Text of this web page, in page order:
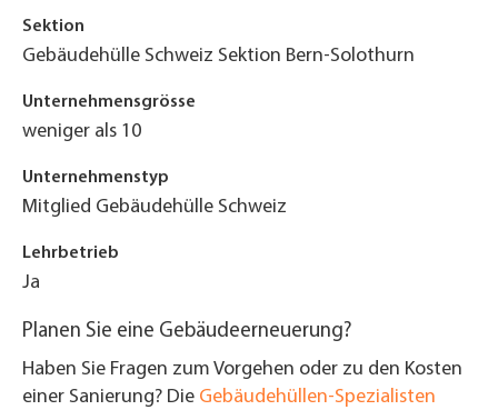
Sektion
Gebäudehülle Schweiz Sektion Bern-Solothurn
Unternehmensgrösse
weniger als 10
Unternehmenstyp
Mitglied Gebäudehülle Schweiz
Lehrbetrieb
Ja
Planen Sie eine Gebäudeerneuerung?
Haben Sie Fragen zum Vorgehen oder zu den Kosten
einer Sanierung? Die Gebäudehüllen-Spezialisten